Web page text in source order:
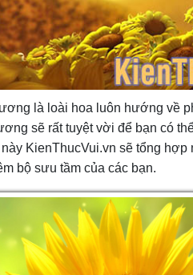
là loài hoa luôn hướng về
sẽ rất tuyệt vời để bạn có
này KienThucVui.vn sẽ tổng
bộ sưu tầm của các bạn.